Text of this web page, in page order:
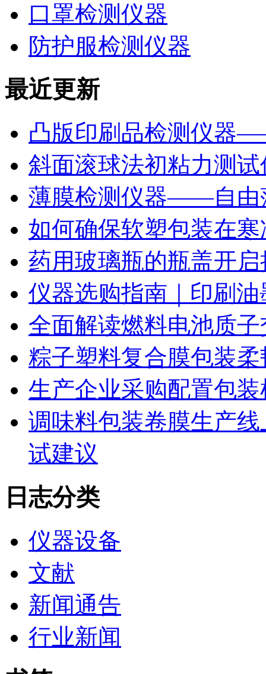
口罩检测仪器
防护服检测仪器
最近更新
凸版印刷品检测仪器
斜面滚球法初粘力测
薄膜检测仪器——自由
如何确保软塑包装在
药用玻璃瓶的瓶盖开
仪器选购指南｜印刷
全面解读燃料电池质
粽子塑料复合膜包装
生产企业采购配置包
调味料包装卷膜生产
试建议
日志分类
仪器设备
文献
新闻通告
行业新闻